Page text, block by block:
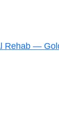
Rehab —